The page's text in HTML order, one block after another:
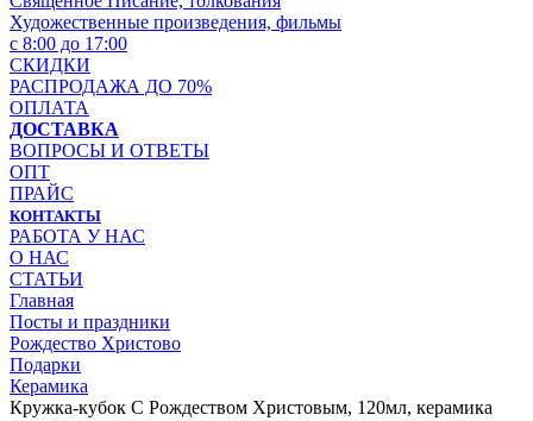
Художественные произведения, фильмы
с 8:00 до 17:00
СКИДКИ
РАСПРОДАЖА ДО 70%
ОПЛАТА
ДОСТАВКА
ВОПРОСЫ И ОТВЕТЫ
ОПТ
ПРАЙС
КОНТАКТЫ
РАБОТА У НАС
О НАС
СТАТЬИ
Главная
Посты и праздники
Рождество Христово
Подарки
Керамика
Кружка-кубок С Рождеством Христовым, 120мл, керамика